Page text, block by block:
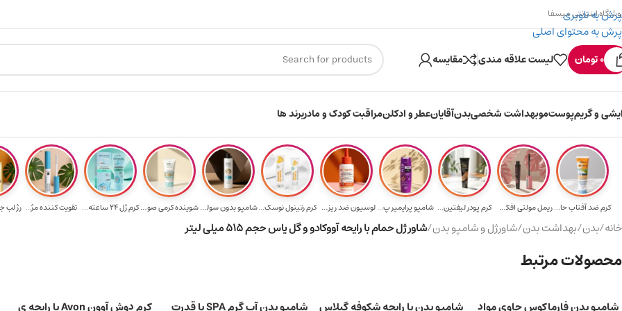
پرش به ناوبری
پرش به محتوای اصلی
هدیه برای خرید های ارسال رایگان برای خرید ۳.۵ میلیون به یالا ۳۰۰ میسکوین (۳۰ هزار تومن) هدیه خرید اول
اینترنتی میسفا
0تومان لیست علاقه مندی مقایسه
و گریمپوستموبهداشت شخصیبدنآقایانعطر و ادکلنمراقبت کودک و مادربرند ها
کرم ضد آفتاب حا... ریمل مولتی افکت... کرم پودر لیفتین... شامپو پرایمیر پ... لوسیون ضد ریزش ... کرم رتینول نوسک... شامپو بدون سولف... شوینده کرمی صور...کرم ژل ۲۴ ساعته... تقویت‌ کننده مژ... رژ لب
خانه/بدن/بهداشت بدن/شاورژل و شامپو بدن/شاور ژل حمام با رایحه آووکادو و گل یاس حجم 515 میلی لیتر
محصولات مرتبط
شامپو بدن فارماکوس حاوی مواد شامپو بدن با رایحه شکوفه گیلاس شامپو بدن آب گرم SPA با قدرت کرم دوش آوون Avon با رایحه ی